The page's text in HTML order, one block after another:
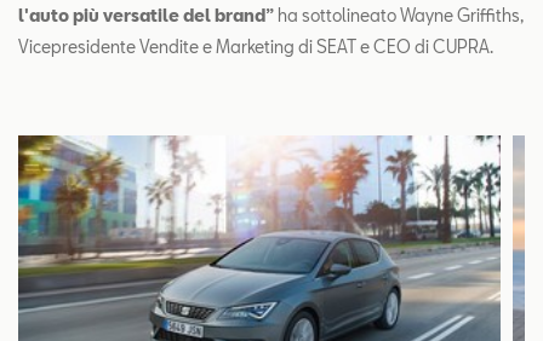
l'auto più versatile del brand” ha sottolineato Wayne Griffiths,
Vicepresidente Vendite e Marketing di SEAT e CEO di CUPRA.